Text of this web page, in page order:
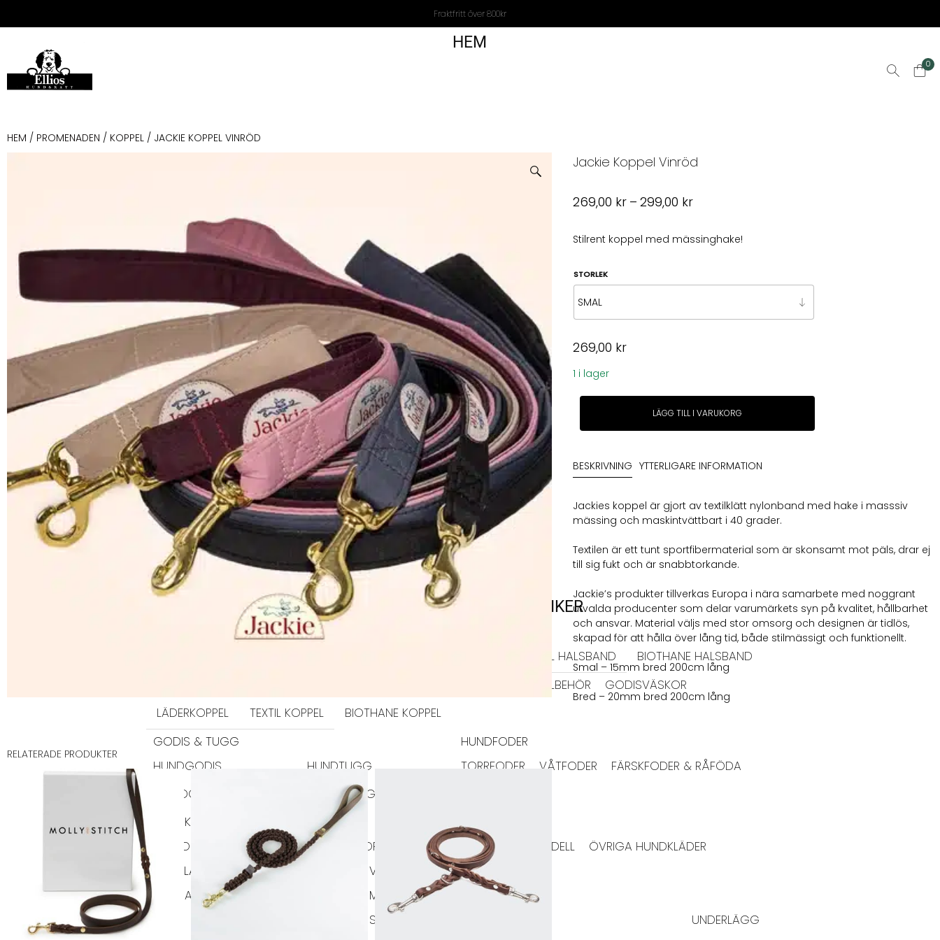
Fraktfritt över 800kr
HEM
SHOP
TEXTIL HALSBAND
BIOTHANE HALSBAND
LÄDERKOPPEL
TEXTIL KOPPEL BIOTHANE KOPPEL
BAJSPÅSAR & TILLBEHÖR GODISVÄSKOR
GODIS & TUGG
HUNDGODIS
HUNDGODIS NORDISKT
HUNDTUGG
HUNDTUGG NORDISKT
HUNDFODER
TORRFODER
VÅTFODER FÄRSKFODER & RÅFÖDA
HUNDKLÄDER
TRÖJOR
REGNKLÄDER VARMA JACKOR TAXMODELL VINTHUNDSMODELL
ÖVRIGA HUNDKLÄDER
SOVPLATS
BÄDDAR
FILTAR
VÄSKOR
HUNDLEKSAKER
MATPLATS
SKÅLAR
UNDERLÄGG
VARUMÄRKEN VÅRA BUTIKER
0
HEM / PROMENADEN / KOPPEL / JACKIE KOPPEL VINRÖD
Jackie Koppel Vinröd
269,00 kr – 299,00 krPrisintervall:
till
Stilrent koppel med mässinghake!
STORLEK
269,00 kr
1 i lager
Jackie
Vinröd
LÄGG TILL I VARUKORG
BESKRIVNING YTTERLIGARE INFORMATION
Jackies koppel är gjort av textilklätt nylonband med hake i masssiv
mässing och maskintvättbart i 40 grader.
Textilen är ett tunt sportfibermaterial som är skonsamt mot päls, drar ej
till sig fukt och är snabbtorkande.
Jackie’s produkter tillverkas Europa i nära samarbete med noggrant
utvalda producenter som delar varumärkets syn på kvalitet, hållbarhet
och ansvar. Material väljs med stor omsorg och designen är tidlös,
skapad för att hålla över lång tid, både stilmässigt och funktionellt.
Smal – 15mm bred 200cm lång
Bred – 20mm bred 200cm lång
RELATERADE PRODUKTER